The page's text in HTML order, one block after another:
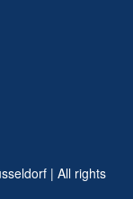
| All rights